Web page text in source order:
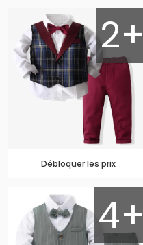
2+
Débloquer les prix
4+